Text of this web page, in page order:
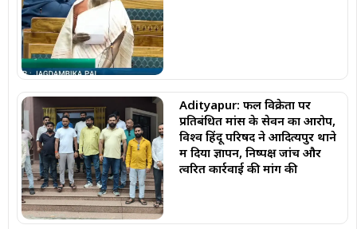
Adityapur: फल विक्रेता पर
प्रतिबंधित मांस के सेवन का आरोप,
विश्व हिंदू परिषद ने आदित्यपुर थाने
में दिया ज्ञापन, निष्पक्ष जांच और
त्वरित कार्रवाई की मांग की